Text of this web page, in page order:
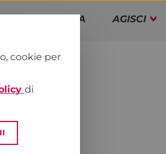
PROGRAMMA AGISCI
cookie per
di